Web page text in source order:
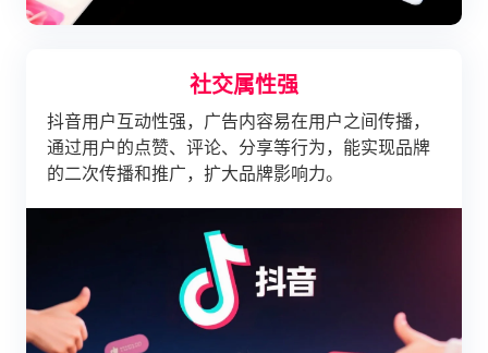
社交属性强
抖音用户互动性强，广告内容易在用户之间传播，
通过用户的点赞、评论、分享等行为，能实现品牌
的二次传播和推广，扩大品牌影响力。